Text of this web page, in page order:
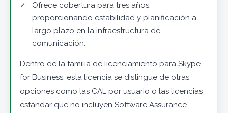
Ofrece cobertura para tres años,
proporcionando estabilidad y planificación a
largo plazo en la infraestructura de
comunicación.
Dentro de la familia de licenciamiento para Skype
for Business, esta licencia se distingue de otras
opciones como las CAL por usuario o las licencias
estándar que no incluyen Software Assurance.